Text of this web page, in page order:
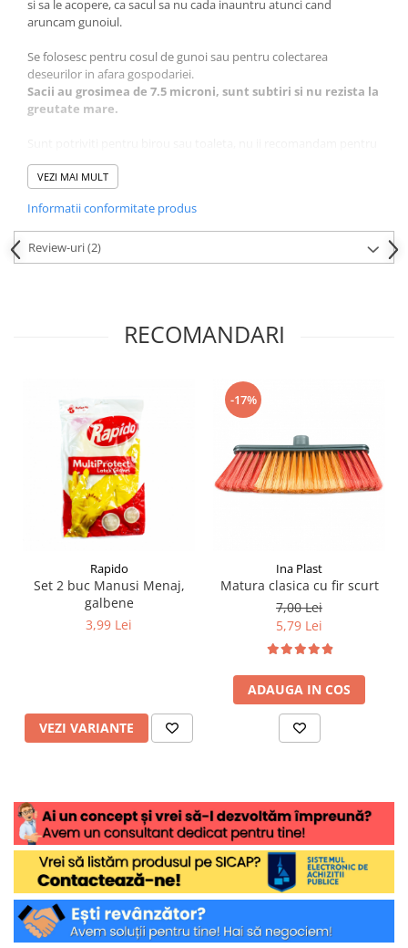
si sa le acopere, ca sacul sa nu cada inauntru atunci cand
aruncam gunoiul.
Se folosesc pentru cosul de gunoi sau pentru colectarea
deseurilor in afara gospodariei.
Sacii au grosimea de 7.5 microni, sunt subtiri si nu rezista la
greutate mare.
greutate mare.
✓Rola contine 50 de saci pentru gunoi.
VEZI MAI MULT
Informatii conformitate produs
Review-uri(2)
RECOMANDARI
Rapido
Set 2 buc Manusi Menaj,
galbene
3,99 Lei
VEZI VARIANTE
-17%
Ina Plast
Matura clasica cu fir scurt
7,00 Lei
5,79 Lei
ADAUGA IN COS